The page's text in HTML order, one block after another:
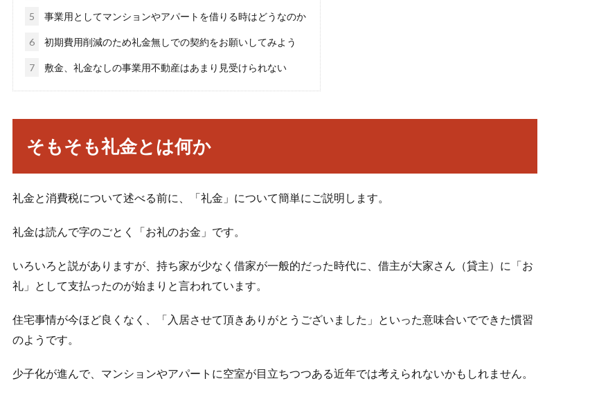
5 事業用としてマンションやアパートを借りる時はどうなのか
6 初期費用削減のため礼金無しでの契約をお願いしてみよう
7 敷金、礼金なしの事業用不動産はあまり見受けられない
そもそも礼金とは何か
礼金と消費税について述べる前に、「礼金」について簡単にご説明します。
礼金は読んで字のごとく「お礼のお金」です。
いろいろと説がありますが、持ち家が少なく借家が一般的だった時代に、借主が大家さん（貸主）に「お
礼」として支払ったのが始まりと言われています。
住宅事情が今ほど良くなく、「入居させて頂きありがとうございました」といった意味合いでできた慣習
のようです。
少子化が進んで、マンションやアパートに空室が目立ちつつある近年では考えられないかもしれません。